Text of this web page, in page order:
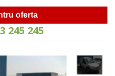
oferta
245 245